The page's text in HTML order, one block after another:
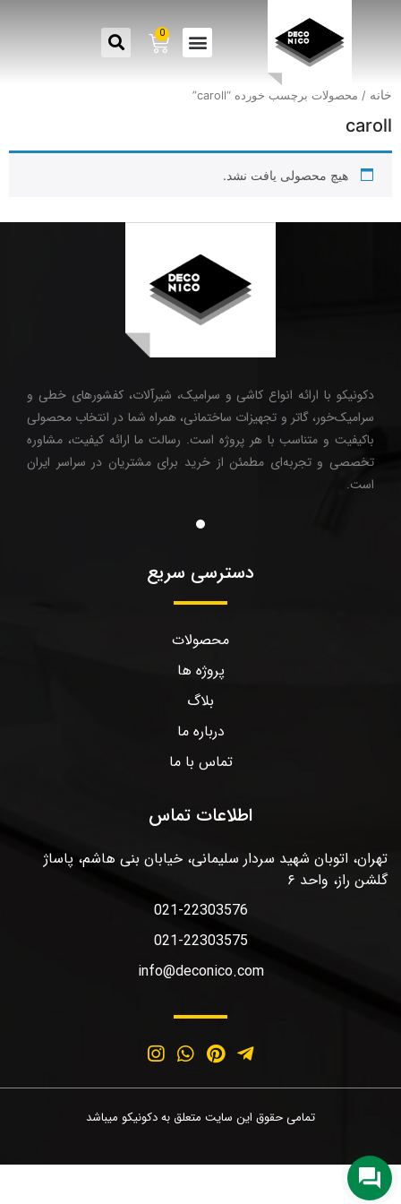
0
خانه / محصولات برچسب خورده “caroll”
caroll
هیچ محصولی یافت نشد.
دکونیکو با ارائه انواع کاشی و سرامیک، شیرآلات، کفشورهای خطی و
سرامیک‌خور، گاتر و تجهیزات ساختمانی، همراه شما در انتخاب محصولی
باکیفیت و متناسب با هر پروژه است. رسالت ما ارائه کیفیت، مشاوره
تخصصی و تجربه‌ای مطمئن از خرید برای مشتریان در سراسر ایران
است.
دسترسی سریع
محصولات
پروژه ها
بلاگ
درباره ما
تماس با ما
اطلاعات تماس
تهران، اتوبان شهید سردار سلیمانی، خیابان بنی هاشم، پاساژ
گلشن راز، واحد ۶
021-22303576
021-22303575
info@deconico.com
تمامی حقوق این سایت متعلق به دکونیکو میباشد